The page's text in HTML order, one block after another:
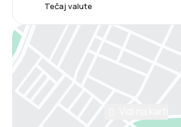
Tečaj valute